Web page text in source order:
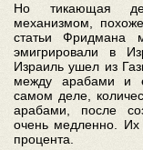
Но тикающая
механизмом,
статьи Фридмана
эмигрировали в
Израиль ушел из
между арабами и
самом деле,
арабами, после
очень медленно.
процента.